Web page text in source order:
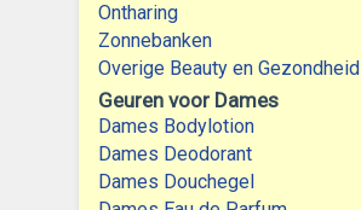
Ontharing
Zonnebanken
Overige Beauty en Gezondheid
Geuren voor Dames
Dames Bodylotion
Dames Deodorant
Dames Douchegel